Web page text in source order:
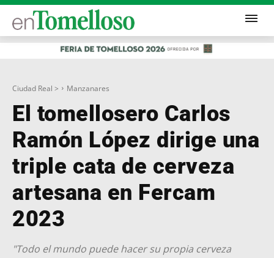
Ciudad Real > Manzanares
El tomellosero Carlos
Ramón López dirige una
triple cata de cerveza
artesana en Fercam
2023
"Todo el mundo puede hacer su propia cerveza